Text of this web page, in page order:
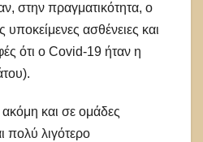
στην πραγματικότητα, ο
ασθένειες και
ότι ο Covid-19 ήταν η
και σε ομάδες
πολύ λιγότερο